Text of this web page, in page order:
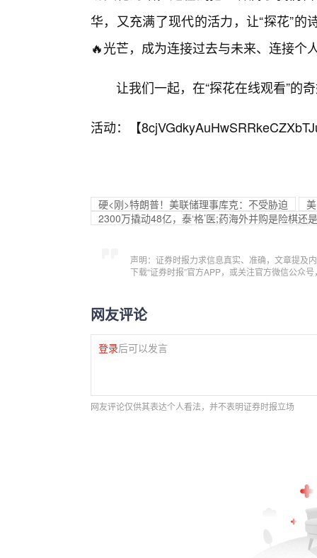
华，又充满了现代的活力，让“探花”
🔥光芒，成为连接过去与未来、连接个
让我们一起，在“探花在线观看”的
活动：【
硬<刚>特朗普！美联储理事库克：不受胁迫
2300万撬动48亿，泰‘格’医;药海外并购是险棋还
声明：证券时报力求信息真实、准确，文章提及
下载“证券时报”官方APP，或关注官方微信公众
网友评论
登录后可以发言
网友评论仅供其表达个人看法，并不表明证券时报立场